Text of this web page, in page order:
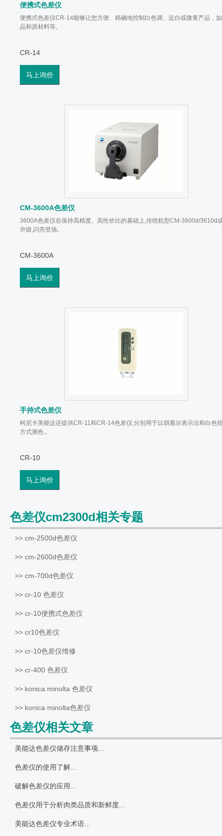
便携式色差仪
便携式色差仪CR-14能够让您方便、精确地控制白色调、近白或微黄产品，
品和原材料等。
CR-14
马上询价
CM-3600A色差仪
3600A色差仪在保持高精度、高性价比的基础上,传统机型CM-3600d/3610d
升级,闪亮登场。
CM-3600A
马上询价
手持式色差仪
柯尼卡美能达还提供CR-11和CR-14色差仪,分别用于以胡塞尔表示法和白色
方式测色.。
CR-10
马上询价
色差仪cm2300d相关专题
>> cm-2500d色差仪
>> cm-2600d色差仪
>> cm-700d色差仪
>> cr-10 色差仪
>> cr-10便携式色差仪
>> cr10色差仪
>> cr-10色差仪维修
>> cr-400 色差仪
>> konica minolta 色差仪
>> konica minolta色差仪
色差仪相关文章
美能达色差仪储存注意事项...
色差仪的使用了解...
破解色差仪的应用...
色差仪用于分析肉类品质和新鲜度...
美能达色差仪专业术语...